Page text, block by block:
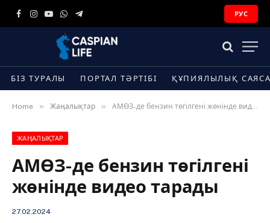
Facebook
Instagram
YouTube
WhatsApp
Telegram
РУС
БІЗ ТУРАЛЫ ПОРТАЛ ТӘРТІБІ ҚҰПИЯЛЫЛЫҚ
Home » Жаңалықтар » АМӨЗ-де бензин төгілгені жөнінде видео тарады
ЖАҢАЛЫҚТАР
АМӨЗ-де бензин төгілгені
жөнінде видео тарады
27.02.2024